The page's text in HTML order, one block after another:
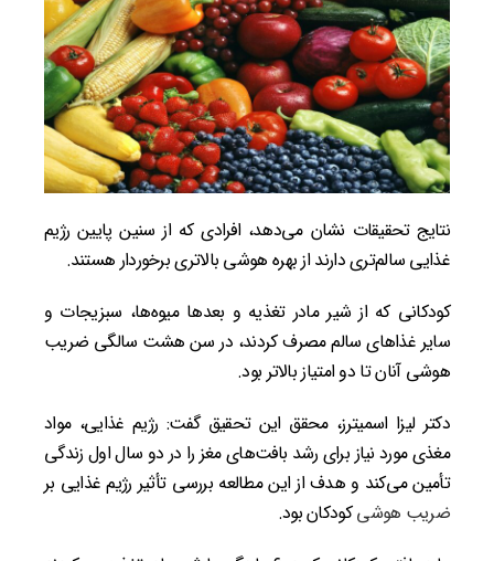
نتایج تحقیقات نشان می‌دهد، افرادی که از سنین پایین رژیم
غذایی سالم‌تری دارند از بهره هوشی بالاتری برخوردار هستند.
کودکانی که از شیر مادر تغذیه و بعد‌ها میوه‌ها، سبزیجات و
سایر غذا‌های سالم مصرف کردند، در سن هشت سالگی ضریب
هوشی آنان تا دو امتیاز بالاتر بود.
دکتر لیزا اسمیترز، محقق این تحقیق گفت: رژیم غذایی، مواد
مغذی مورد نیاز برای رشد بافت‌های مغز را در دو سال اول زندگی
تأمین می‌کند و هدف از این مطالعه بررسی تأثیر رژیم غذایی بر
ضریب هوشیکودکان بود.